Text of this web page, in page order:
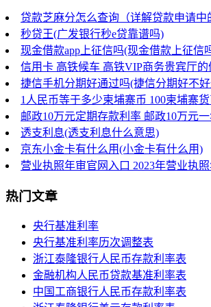
贷款芝麻分怎么查询（详解贷款申请中
秒贷王(广发银行秒e贷靠谱吗)
现金借款app上征信吗(现金借款上征信
信用卡 高铁候车 高铁VIP商务贵宾厅
捷信手机分期好通过吗(捷信分期好不
1人民币等于多少柬埔寨币 100柬埔寨
邮政10万元定期存款利率 邮政10万元
透支利息(透支利息什么意思)
京东小金卡有什么用(小金卡有什么用)
营业执照年审官网入口 2023年营业执
热门文章
央行基准利率
央行基准利率历次调整表
浙江泰隆银行人民币存款利率表
金融机构人民币贷款基准利率表
中国工商银行人民币存款利率表